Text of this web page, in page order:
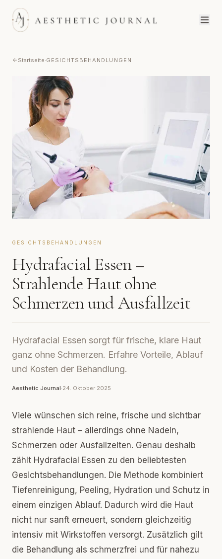
Startseite·GESICHTSBEHANDLUNGEN
GESICHTSBEHANDLUNGEN
Hydrafacial Essen –
Strahlende Haut ohne
Schmerzen und Ausfallzeit
Hydrafacial Essen sorgt für frische, klare Haut
ganz ohne Schmerzen. Erfahre Vorteile, Ablauf
und Kosten der Behandlung.
Aesthetic Journal·24. Oktober 2025
Viele wünschen sich reine, frische und sichtbar
strahlende Haut – allerdings ohne Nadeln,
Schmerzen oder Ausfallzeiten. Genau deshalb
zählt Hydrafacial Essen zu den beliebtesten
Gesichtsbehandlungen. Die Methode kombiniert
Tiefenreinigung, Peeling, Hydration und Schutz in
einem einzigen Ablauf. Dadurch wird die Haut
nicht nur sanft erneuert, sondern gleichzeitig
intensiv mit Wirkstoffen versorgt. Zusätzlich gilt
die Behandlung als schmerzfrei und für nahezu